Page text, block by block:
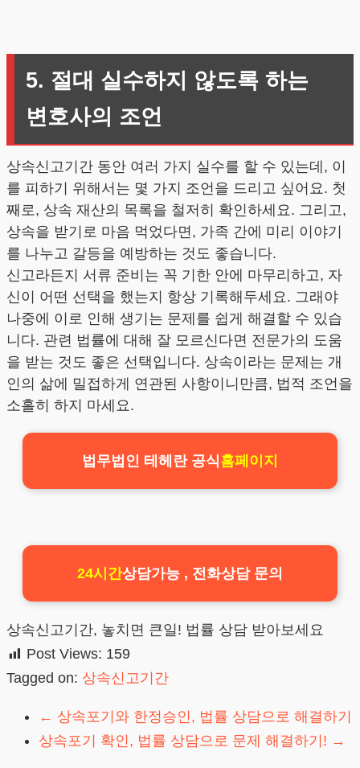
5. 절대 실수하지 않도록 하는
변호사의 조언
상속신고기간 동안 여러 가지 실수를 할 수 있는데, 이
를 피하기 위해서는 몇 가지 조언을 드리고 싶어요. 첫
째로, 상속 재산의 목록을 철저히 확인하세요. 그리고,
상속을 받기로 마음 먹었다면, 가족 간에 미리 이야기
를 나누고 갈등을 예방하는 것도 좋습니다.
신고라든지 서류 준비는 꼭 기한 안에 마무리하고, 자
신이 어떤 선택을 했는지 항상 기록해두세요. 그래야
나중에 이로 인해 생기는 문제를 쉽게 해결할 수 있습
니다. 관련 법률에 대해 잘 모르신다면 전문가의 도움
을 받는 것도 좋은 선택입니다. 상속이라는 문제는 개
인의 삶에 밀접하게 연관된 사항이니만큼, 법적 조언을
소홀히 하지 마세요.
법무법인 테헤란 공식홈페이지
24시간상담가능 , 전화상담 문의
상속신고기간, 놓치면 큰일! 법률 상담 받아보세요
Post Views: 159
Tagged on: 상속신고기간
← 상속포기와 한정승인, 법률 상담으로 해결하기
상속포기 확인, 법률 상담으로 문제 해결하기! →